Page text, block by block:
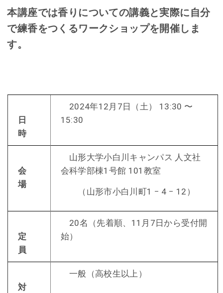
本講座では香りについての講義と実際に自分
で練香をつくるワークショップを開催しま
す。
日
時
2024年12月7日（土） 13:30 〜
15:30
会
場
山形大学小白川キャンパス 人文社
会科学部棟1号館 101教室
（山形市小白川町1 − 4 − 12）
定
員
20名（先着順、11月7日から受付開
始）
対
一般（高校生以上）